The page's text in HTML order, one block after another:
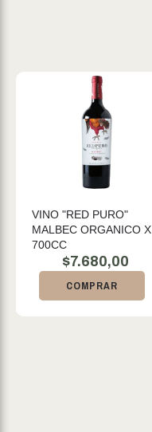
VINO "RED PURO"
MALBEC ORGANICO X
700CC
$7.680,00
COMPRAR